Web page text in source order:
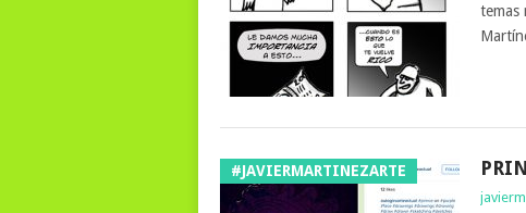
temas
#JAVIERMARTINEZARTE